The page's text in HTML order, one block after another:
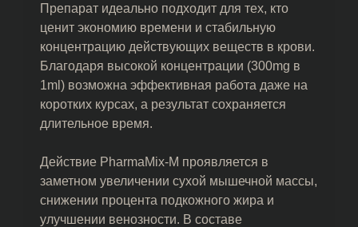
Препарат идеально подходит для тех, кто
ценит экономию времени и стабильную
концентрацию действующих веществ в крови.
Благодаря высокой концентрации (300mg в
1ml) возможна эффективная работа даже на
коротких курсах, а результат сохраняется
длительное время.
Действие PharmaMix-M проявляется в
заметном увеличении сухой мышечной массы,
снижении процента подкожного жира и
улучшении венозности. В составе